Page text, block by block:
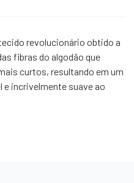
revolucionário obtido a
fibras do algodão que
curtos, resultando em um
incrivelmente suave ao